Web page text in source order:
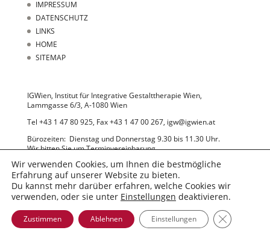
IMPRESSUM
DATENSCHUTZ
LINKS
HOME
SITEMAP
IGWien, Institut für Integrative Gestalttherapie Wien,
Lammgasse 6/3, A-1080 Wien
Tel +43 1 47 80 925, Fax +43 1 47 00 267, igw@igwien.at
Bürozeiten: Dienstag und Donnerstag 9.30 bis 11.30 Uhr.
Wir bitten Sie um Terminvereinbarung.
© 2022 IGWien
Wir verwenden Cookies, um Ihnen die bestmögliche
Erfahrung auf unserer Website zu bieten.
Du kannst mehr darüber erfahren, welche Cookies wir
verwenden, oder sie unter Einstellungen deaktivieren.
Zustimmen Ablehnen Einstellungen GDPR